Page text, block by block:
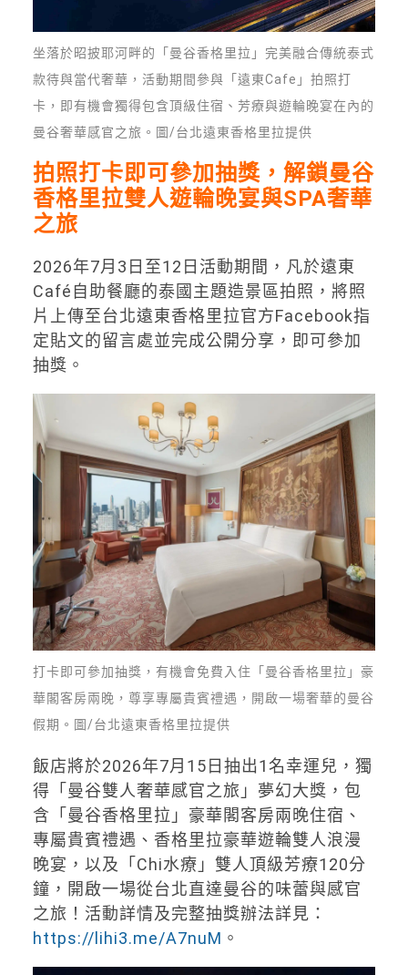
坐落於昭披耶河畔的「曼谷香格里拉」完美融合傳統泰式
款待與當代奢華，活動期間參與「遠東Cafe」拍照打
卡，即有機會獨得包含頂級住宿、芳療與遊輪晚宴在內的
曼谷奢華感官之旅。圖/台北遠東香格里拉提供
拍照打卡即可參加抽獎，解鎖曼谷
香格里拉雙人遊輪晚宴與SPA奢華
之旅
2026年7月3日至12日活動期間，凡於遠東
Café自助餐廳的泰國主題造景區拍照，將照
片上傳至台北遠東香格里拉官方Facebook指
定貼文的留言處並完成公開分享，即可參加
抽獎。
打卡即可參加抽獎，有機會免費入住「曼谷香格里拉」豪
華閣客房兩晚，尊享專屬貴賓禮遇，開啟一場奢華的曼谷
假期。圖/台北遠東香格里拉提供
飯店將於2026年7月15日抽出1名幸運兒，獨
得「曼谷雙人奢華感官之旅」夢幻大獎，包
含「曼谷香格里拉」豪華閣客房兩晚住宿、
專屬貴賓禮遇、香格里拉豪華遊輪雙人浪漫
晚宴，以及「Chi水療」雙人頂級芳療120分
鐘，開啟一場從台北直達曼谷的味蕾與感官
之旅！活動詳情及完整抽獎辦法詳見：
https://lihi3.me/A7nuM 。